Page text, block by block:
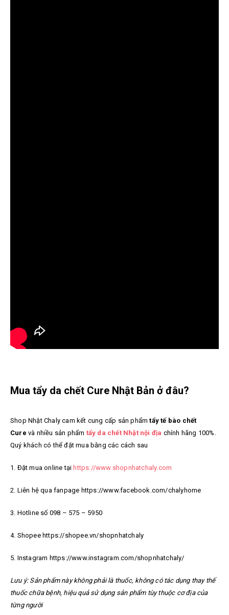
Mua tẩy da chết Cure Nhật Bản ở đâu?
Shop Nhật Chaly cam kết cung cấp sản phẩmtẩy tế bào chết
Cure và nhiều sản phẩm tẩy da chết Nhật nội địa chính hãng 100%.
Quý khách có thể đặt mua bằng các cách sau
1. Đặt mua online tạihttps://www.shopnhatchaly.com
2. Liên hệ qua fanpage https://www.facebook.com/chalyhome
3. Hotline số 098 – 575 – 5950
4. Shopee https://shopee.vn/shopnhatchaly
5. Instagram https://www.instagram.com/shopnhatchaly/
Lưu ý: Sản phẩm này không phải là thuốc, không có tác dụng thay thế
thuốc chữa bệnh, hiệu quả sử dụng sản phẩm tùy thuộc cơ địa của
từng người